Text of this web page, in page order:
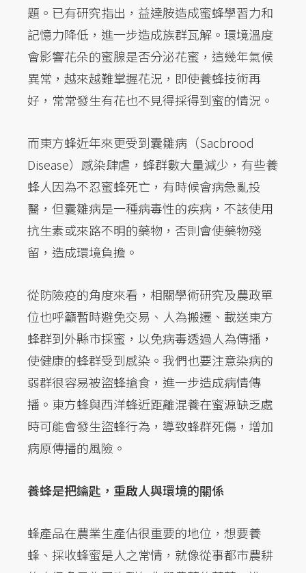
題。已有研究指出，益達胺造成蜜蜂學習力和
記憶力降低，進一步造成族群瓦解。環境溫度
會影響花朵的蜜腺是否分泌花蜜，這幾年氣候
異常，越來越難掌握花況，即使養蜂技術再
好，常常發生有花也不見得採得到蜜的情況。
而東方蜂近年來更受到囊雛病（Sacbrood
Disease）感染肆虐，蜂群數大量減少，有些養
蜂人因為不忍蜜蜂死亡，有時候會病急亂投
醫，但囊雛病是一種病毒性的疾病，不該使用
抗生素或來路不明的藥物，否則會使藥物殘
留，造成環境負擔。
從防險疫的角度來看，相關學術研究及農政單
位也呼籲暫時避免交易、人為搬遷、載送東方
蜂群到外縣市採蜜，以免病毒透過人為傳播，
使健康的蜂群受到感染。我們也要注意染病的
弱群很容易被盜蜂搶食，進一步造成病情傳
播。東方蜂與西洋蜂近距離混養在蜜源缺乏處
時可能會發生盜蜂行為，導致蜂群死傷，增加
病原傳播的風險。
養蜂是把鑰匙，重啟人與環境的關係
蜂產品在農業生產佔很重要的地位，想要養
蜂、採收蜂蜜是人之常情，就像從事都市農耕